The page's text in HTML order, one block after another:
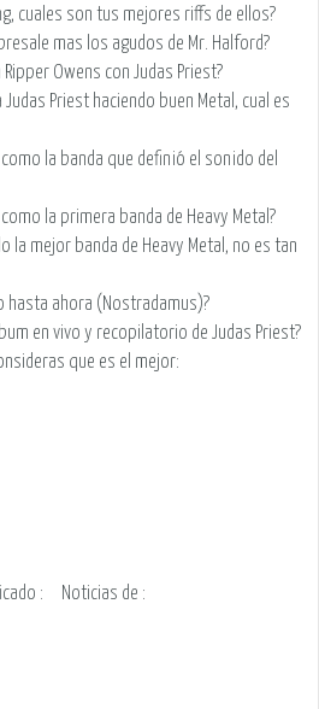
cuales son tus mejores riffs de ellos?
mas los agudos de Mr. Halford?
Owens con Judas Priest?
Priest haciendo buen Metal, cual es
la banda que definió el sonido del
la primera banda de Heavy Metal?
la mejor banda de Heavy Metal, no es tan
hasta ahora (Nostradamus)?
en vivo y recopilatorio de Judas Priest?
que es el mejor:
: Noticias de :